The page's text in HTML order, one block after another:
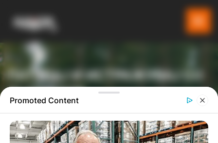
ПАТУВАЈ И ИСТРАЖУВАЈ СО
GLADIATOR
ТУРИСТИЧКА ПЛАТФОРМА
Promoted Content